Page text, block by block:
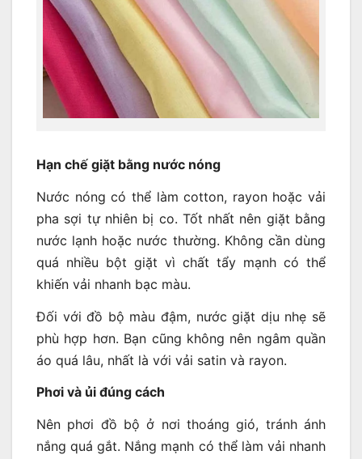
Hạn chế giặt bằng nước nóng
Nước nóng có thể làm cotton, rayon hoặc vải
pha sợi tự nhiên bị co. Tốt nhất nên giặt bằng
nước lạnh hoặc nước thường. Không cần dùng
quá nhiều bột giặt vì chất tẩy mạnh có thể
khiến vải nhanh bạc màu.
Đối với đồ bộ màu đậm, nước giặt dịu nhẹ sẽ
phù hợp hơn. Bạn cũng không nên ngâm quần
áo quá lâu, nhất là với vải satin và rayon.
Phơi và ủi đúng cách
Nên phơi đồ bộ ở nơi thoáng gió, tránh ánh
nắng quá gắt. Nắng mạnh có thể làm vải nhanh